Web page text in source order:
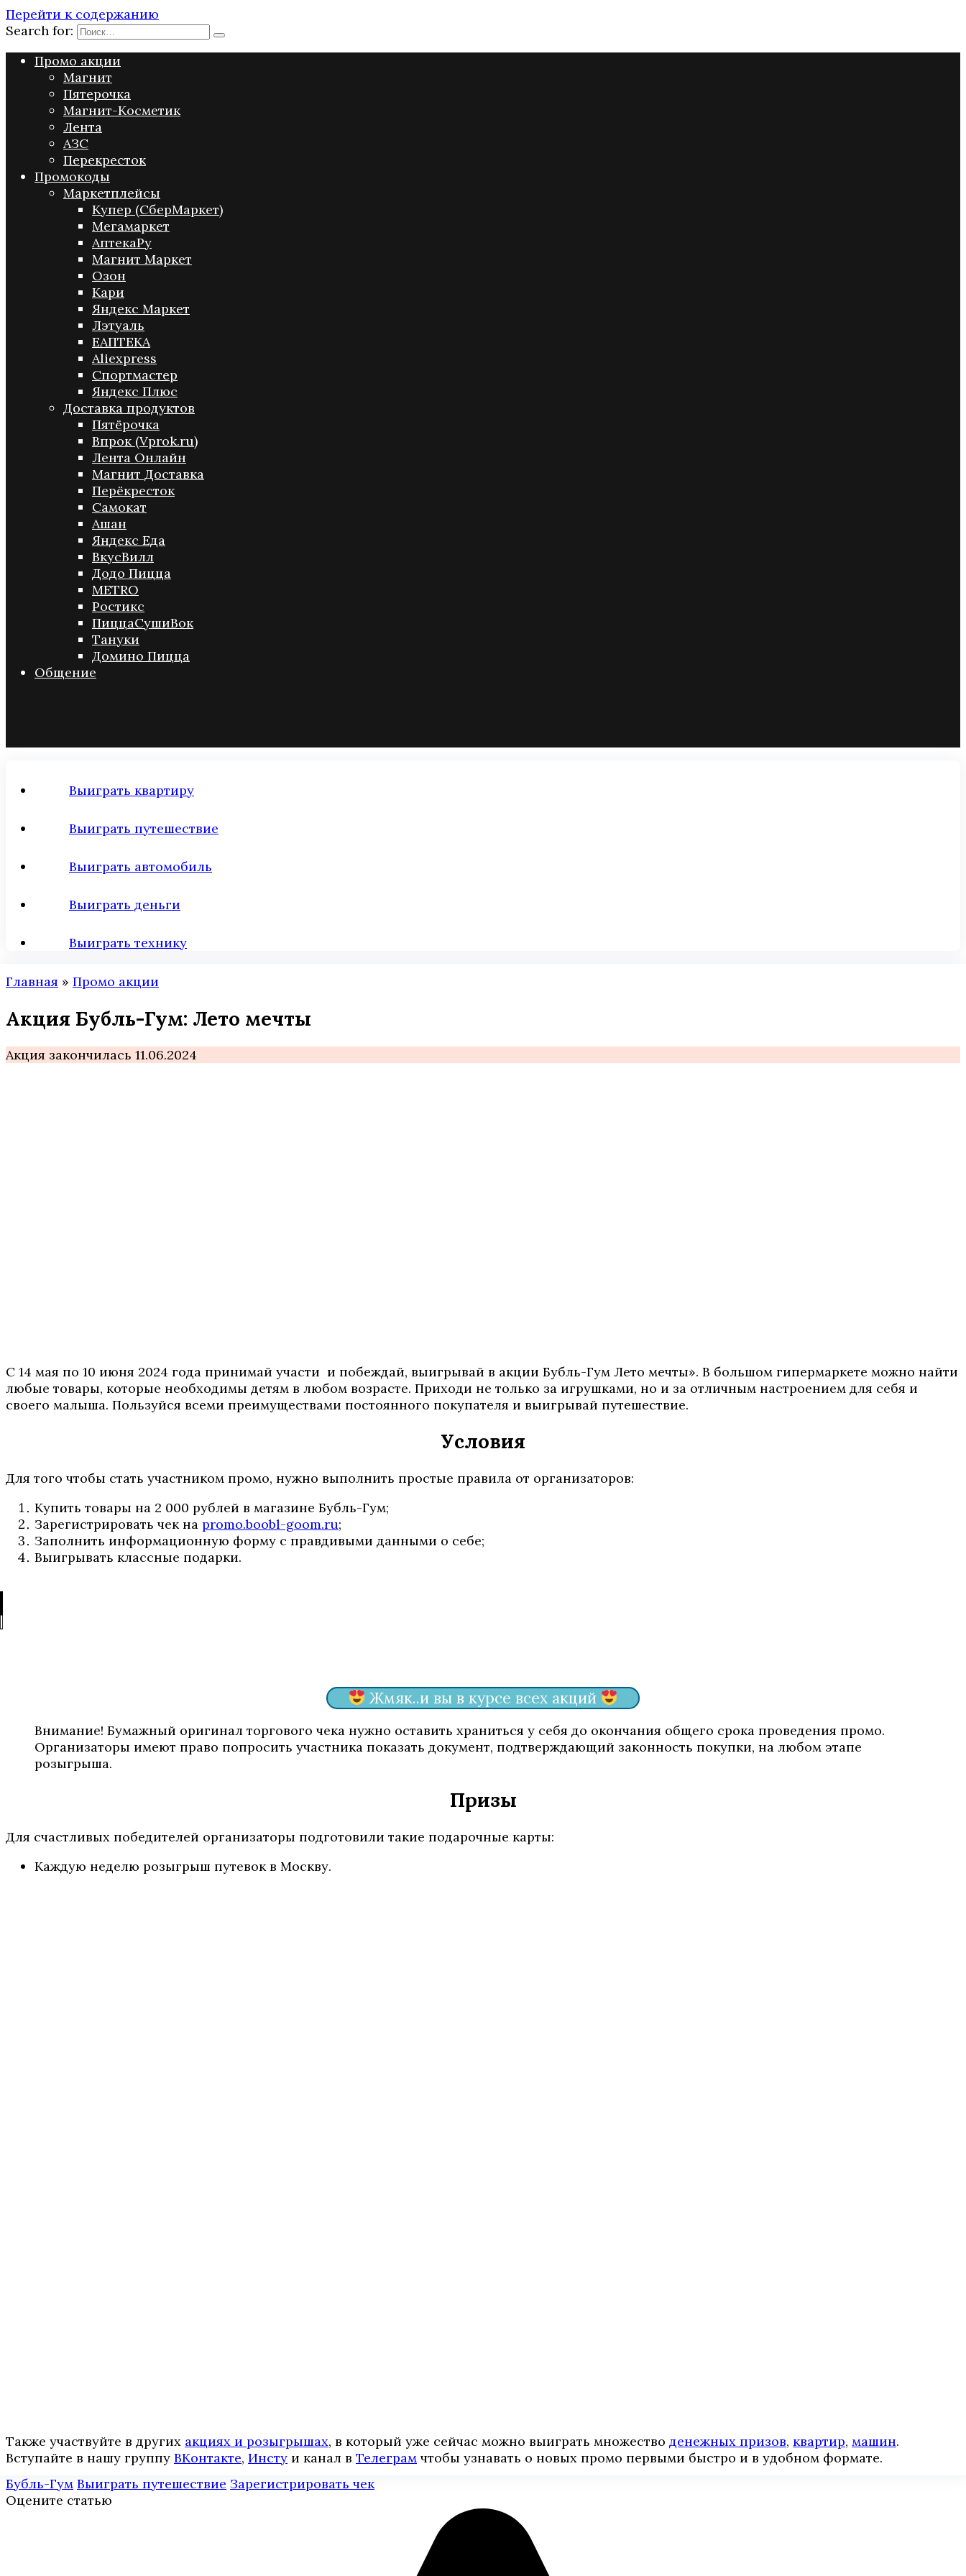
Перейти к содержанию
Search for:
Промо акции
Магнит
Пятерочка
Магнит-Косметик
Лента
АЗС
Перекресток
Промокоды
Маркетплейсы
Купер (СберМаркет)
Мегамаркет
АптекаРу
Магнит Маркет
Озон
Кари
Яндекс Маркет
Лэтуаль
ЕАПТЕКА
Aliexpress
Спортмастер
Яндекс Плюс
Доставка продуктов
Пятёрочка
Впрок (Vprok.ru)
Лента Онлайн
Магнит Доставка
Перёкресток
Самокат
Ашан
Яндекс Еда
ВкусВилл
Додо Пицца
METRO
Ростикс
ПиццаСушиВок
Тануки
Домино Пицца
Общение
Выиграть квартиру
Выиграть путешествие
Выиграть автомобиль
Выиграть деньги
Выиграть технику
Главная » Промо акции
Акция Бубль-Гум: Лето мечты
Акция закончилась 11.06.2024
С 14 мая по 10 июня 2024 года принимай участи и побеждай, выигрывай в акции Бубль-Гум Лето мечты». В большом гипермаркете можно найти
любые товары, которые необходимы детям в любом возрасте. Приходи не только за игрушками, но и за отличным настроением для себя и
своего малыша. Пользуйся всеми преимуществами постоянного покупателя и выигрывай путешествие.
Условия
Для того чтобы стать участником промо, нужно выполнить простые правила от организаторов:
Купить товары на 2 000 рублей в магазине Бубль-Гум;
Зарегистрировать чек на promo.boobl-goom.ru;
Заполнить информационную форму с правдивыми данными о себе;
Выигрывать классные подарки.
Жмяк..и вы в курсе всех акций
Внимание! Бумажный оригинал торгового чека нужно оставить храниться у себя до окончания общего срока проведения промо.
Организаторы имеют право попросить участника показать документ, подтверждающий законность покупки, на любом этапе
розыгрыша.
Призы
Для счастливых победителей организаторы подготовили такие подарочные карты:
Каждую неделю розыгрыш путевок в Москву.
Также участвуйте в других акциях и розыгрышах, в который уже сейчас можно выиграть множество денежных призов, квартир, машин.
Вступайте в нашу группу ВКонтакте, Инcтy и канал в Телеграм чтобы узнавать о новых промо первыми быстро и в удобном формате.
Бубль-Гум Выиграть путешествие Зарегистрировать чек
Оцените статью